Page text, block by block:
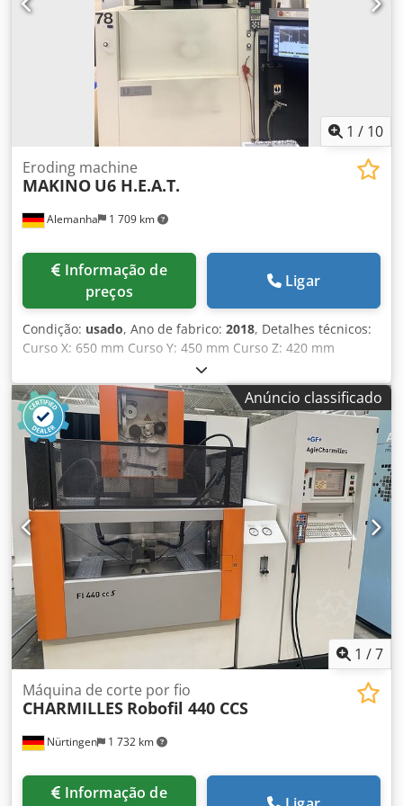
1 / 10
Alemanha 1 709 km
Eroding machine
MAKINO U6 H.E.A.T.
preços
Ligar
Condição: usado, Ano de fabrico: 2018, Detalhes técnicos:
Curso X: 650 mm Curso Y: 450 mm Curso Z: 420 mm
Comando: MAKINO Hyper i Eixo U: ± 75 mm Dedpfoy I Ak
Isx Adkjck Eixo V: ± 75 mm Tamanho máx. da peça (C x L x
A): 1000 x 800 x 400 mm Peso máx. da peça: 1500 kg
Tamanho da mesa: 910 x 710 mm Peso da máquina aprox.:
5 t Dimensões (Comprimento/Largura/Altura): 3 x 3 x 2,3 m
Acessórios: Memória do programa 10 GB Interface
Ethernet I/P Máquina de eletroerosão a fio por imersão de
5 eixos em excelente estado. Sistema H.E.A.T. para as
maiores velocidades de corte.
Anúncio classificado
1 /7
Nürtingen 1 732 km
Máquina de corte por fio
CHARMILLES Robofil 440 CCS